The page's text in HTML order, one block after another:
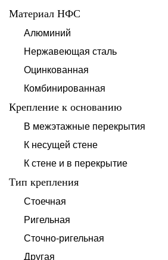
Материал НФС
Алюминий
Нержавеющая сталь
Оцинкованная
Комбинированная
Крепление к основанию
В межэтажные перекрытия
К несущей стене
К стене и в перекрытие
Тип крепления
Стоечная
Ригельная
Сточно-ригельная
Другая